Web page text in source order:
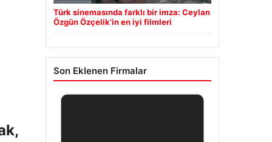
Türk sinemasında farklı bir imza: Ceylan
Özgün Özçelik’in en iyi filmleri
Son Eklenen Firmalar